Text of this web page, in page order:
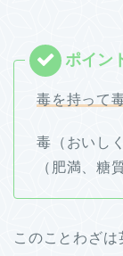
毒を持って
毒（おいし
（肥満、糖
このことわざは